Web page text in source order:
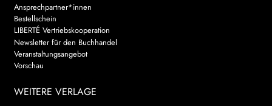
Ansprechpartner*innen
Bestellschein
LIBERTÉ Vertriebskooperation
Newsletter für den Buchhandel
Veranstaltungsangebot
Vorschau
WEITERE VERLAGE